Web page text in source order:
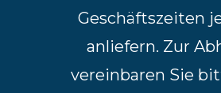
Geschäftszeiten
anliefern. Zur
vereinbaren Sie